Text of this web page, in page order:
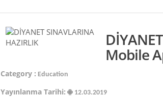
Mobile
Category : Education
Yayınlanma Tarihi: 12.03.2019